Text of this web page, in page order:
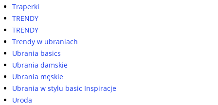
Traperki
TRENDY
TRENDY
Trendy w ubraniach
Ubrania basics
Ubrania damskie
Ubrania męskie
Ubrania w stylu basic Inspiracje
Uroda